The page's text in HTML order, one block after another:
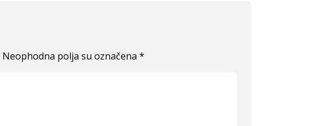
Neophodna polja su označena *